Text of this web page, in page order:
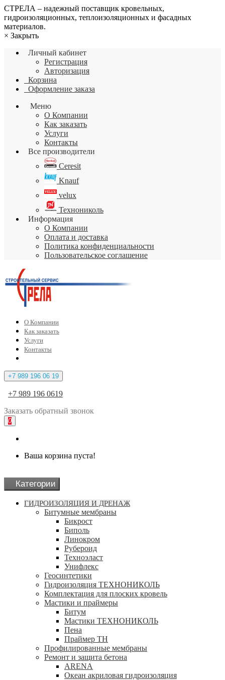
СТРЕЛА – надежный поставщик кровельных,
гидроизоляционных, теплоизоляционных и фасадных
материалов.
× Закрыть
Личный кабинет
Регистрация
Авторизация
Корзина
Оформление заказа
Меню
О Компании
Как заказать
Услуги
Контакты
Все производители
Ceresit
Knauf
velux
Технониколь
Информация
О Компании
Оплата и доставка
Политика конфиденциальности
Пользовательское соглашение
О Компании
Как заказать
Услуги
Контакты
+7 989 196 06 19
+7 989 196 0619
Заказать обратный звонок
0
Ваша корзина пуста!
Категории
ГИДРОИЗОЛЯЦИЯ И ДРЕНАЖ
Битумные мембраны
Бикрост
Биполь
Линокром
Рубероид
Техноэласт
Унифлекс
Геосинтетики
Гидроизоляция ТЕХНОНИКОЛЬ
Комплектация для плоских кровель
Мастики и праймеры
Битум
Мастики ТЕХНОНИКОЛЬ
Пена
Праймер ТН
Профилированные мембраны
Ремонт и защита бетона
ARENA
Океан акриловая гидроизоляция